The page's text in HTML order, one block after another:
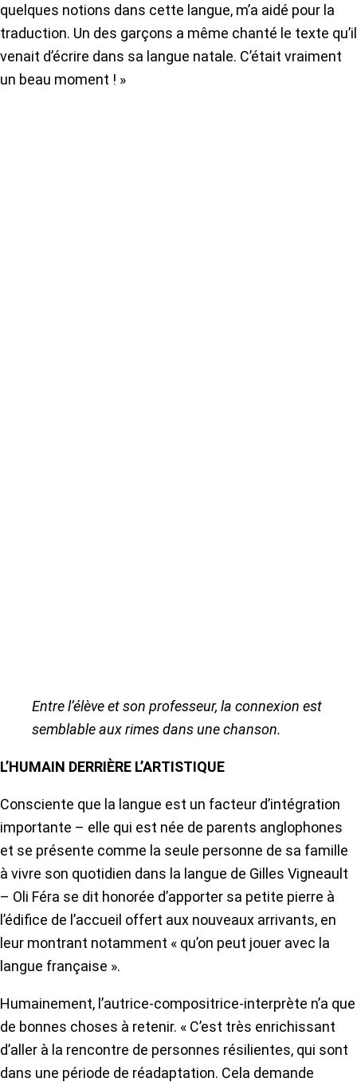
quelques notions dans cette langue, m’a aidé pour la
traduction. Un des garçons a même chanté le texte qu’il
venait d’écrire dans sa langue natale. C’était vraiment
un beau moment ! »
Entre l’élève et son professeur, la connexion est
semblable aux rimes dans une chanson.
L’HUMAIN DERRIÈRE L’ARTISTIQUE
Consciente que la langue est un facteur d’intégration
importante – elle qui est née de parents anglophones
et se présente comme la seule personne de sa famille
à vivre son quotidien dans la langue de Gilles Vigneault
– Oli Féra se dit honorée d’apporter sa petite pierre à
l’édifice de l’accueil offert aux nouveaux arrivants, en
leur montrant notamment « qu’on peut jouer avec la
langue française ».
Humainement, l’autrice-compositrice-interprète n’a que
de bonnes choses à retenir. « C’est très enrichissant
d’aller à la rencontre de personnes résilientes, qui sont
dans une période de réadaptation. Cela demande